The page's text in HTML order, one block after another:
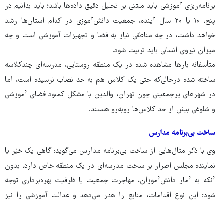
برنامه‌ریزی آموزشی باید مبتنی بر تحلیل دقیق داده‌ها باشد؛ باید بدانیم در
پنج، ۱۰ یا ۲۰ سال آینده، جمعیت دانش‌آموزی در کدام استان‌ها رشد
خواهد داشت، در چه مناطقی نیاز به فضا و تجهیزات آموزشی است و چه
میزان نیروی انسانی باید تربیت شود.
متأسفانه بارها مشاهده شده در یک منطقه روستایی، مدرسه‌ای چندکلاسه
ساخته شده درحالی‌که حتی یک کلاس هم به حد نصاب نرسیده است، اما
در شهرهای پرجمعیتی چون تهران، والدین با مشکل کمبود فضای آموزشی
و شلوغی بیش از حد کلاس‌ها روبه‌رو هستند.
ساخت بی‌برنامه مدارس
وی با ذکر مثال‌هایی از ساخت بی‌برنامه مدارس می‌گوید: گاهی یک خیّر یا
نماینده مجلس اصرار بر ساخت مدرسه‌ای در یک منطقه خاص دارد، بدون
آنکه به آمار دانش‌آموزان، مهاجرت جمعیت یا ظرفیت بهره‌برداری توجه
شود؛ این نوع اقدامات، منابع را هدر می‌دهد و عدالت آموزشی را نیز